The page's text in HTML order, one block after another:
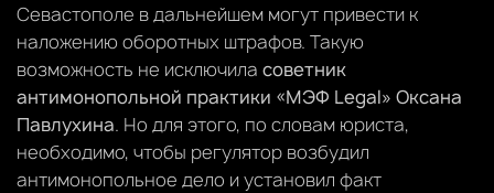
Севастополе в дальнейшем могут привести к
наложению оборотных штрафов. Такую
возможность не исключила советник
антимонопольной практики «МЭФ Legal» Оксана
Павлухина. Но для этого, по словам юриста,
необходимо, чтобы регулятор возбудил
антимонопольное дело и установил факт